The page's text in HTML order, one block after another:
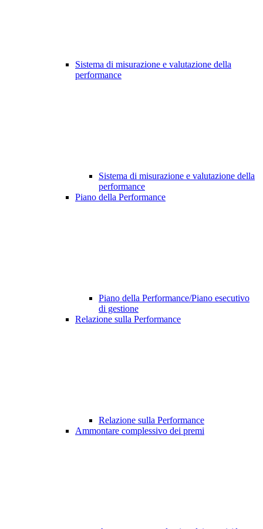
Sistema di misurazione e valutazione della
performance
Sistema di misurazione e valutazione della
performance
Piano della Performance
Piano della Performance/Piano esecutivo
di gestione
Relazione sulla Performance
Relazione sulla Performance
Ammontare complessivo dei premi